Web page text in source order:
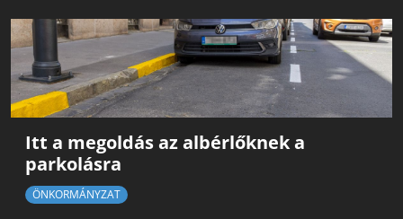
Itt a megoldás az albérlőknek a
parkolásra
ÖNKORMÁNYZAT